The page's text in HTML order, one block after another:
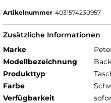
Artikelnummer 4031574230957
Zusätzliche Informationen
Marke
Modellbezeichnung
Produkttyp
Farbe
Verfügbarkeit